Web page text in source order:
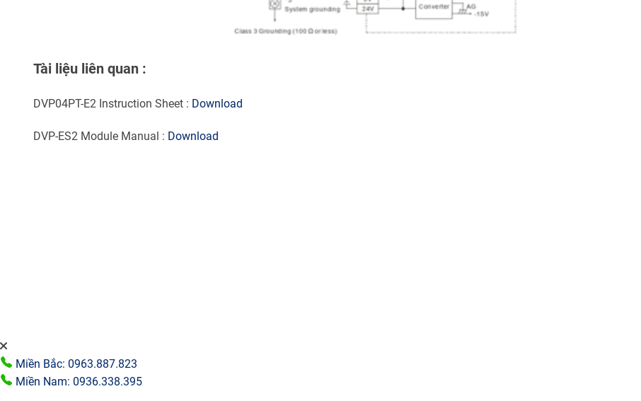
Tài liệu liên quan :
DVP04PT-E2 Instruction Sheet : Download
DVP-ES2 Module Manual : Download
Miền Bắc: 0963.887.823
Miền Nam: 0936.338.395